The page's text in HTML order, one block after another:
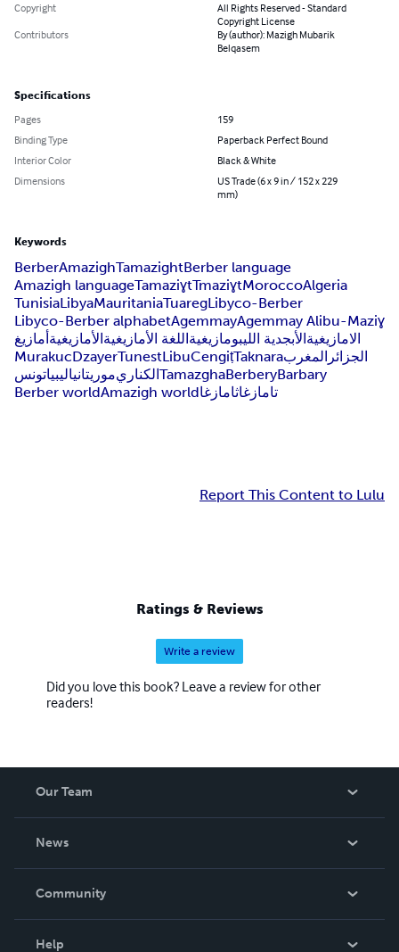
Copyright
All Rights Reserved - Standard
Copyright License
Contributors
By (author): Mazigh Mubarik
Belqasem
Specifications
Pages
159
Binding Type
Paperback Perfect Bound
Interior Color
Black & White
Dimensions
US Trade (6 x 9 in / 152 x 229
mm)
Keywords
BerberAmazighTamazightBerber language
Amazigh languageTamaziɣtTmaziɣtMoroccoAlgeria
TunisiaLibyaMauritaniaTuaregLibyco-Berber
Libyco-Berber alphabetAgemmayAgemmay Alibu-Maziɣ
أمازيغ الأمازيغية اللغة الأمازيغية الأبجدية الليبومازيغية الامازيغية
MurakucDzayerTunestLibuCengiṭTaknaraالمغرب الجزائر
تونسليبياموريتانياالكناري TamazghaBerberyBarbary
Berber worldAmazigh worldثامازغاتامازغا
Report This Content to Lulu
Ratings & Reviews
Write a review
Did you love this book? Leave a review for other
readers!
Our Team
News
In The News
Community
Help